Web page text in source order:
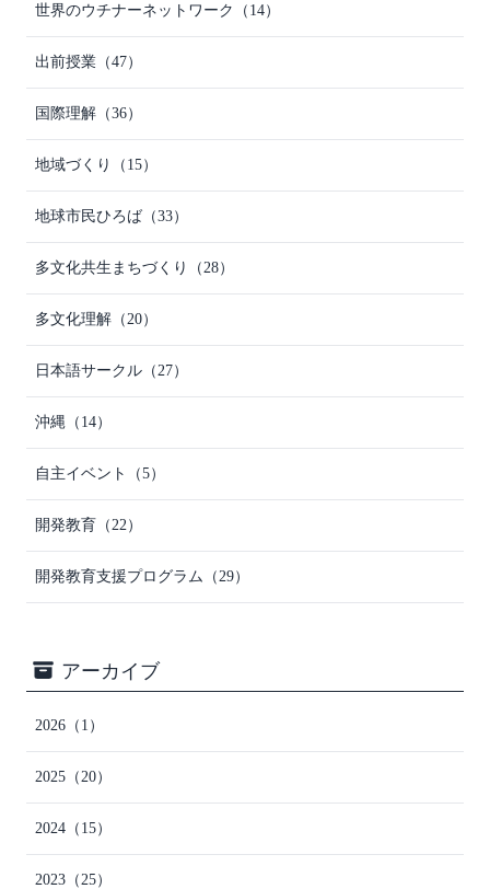
世界のウチナーネットワーク （14）
出前授業 （47）
国際理解 （36）
地域づくり （15）
地球市民ひろば （33）
多文化共生まちづくり （28）
多文化理解 （20）
日本語サークル （27）
沖縄 （14）
自主イベント （5）
開発教育 （22）
開発教育支援プログラム （29）
アーカイブ
2026 （1）
2025 （20）
2024 （15）
2023 （25）